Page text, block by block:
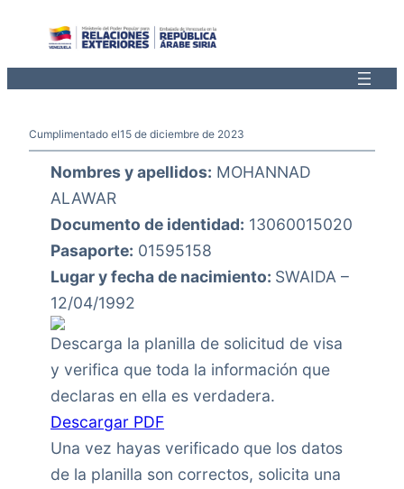
Cumplimentado el15 de diciembre de 2023
Nombres y apellidos: MOHANNAD
ALAWAR
Documento de identidad: 13060015020
Pasaporte: 01595158
Lugar y fecha de nacimiento: SWAIDA –
12/04/1992
Descarga la planilla de solicitud de visa
y verifica que toda la información que
declaras en ella es verdadera.
Descargar PDF
Una vez hayas verificado que los datos
de la planilla son correctos, solicita una